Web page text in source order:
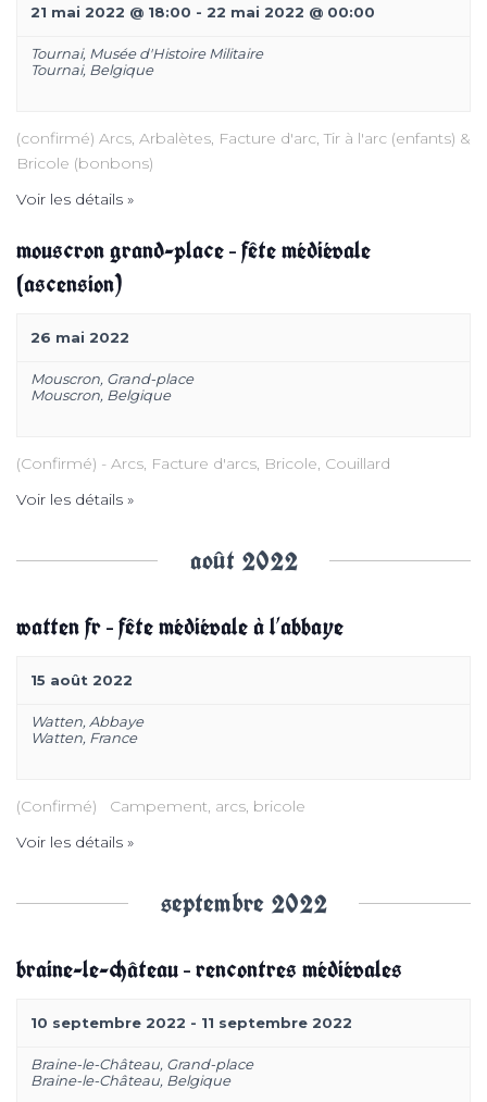
i
o
n
d
u
é
n
m
e
21 mai 2022 @ 18:00 - 22 mai 2022 @ 00:00
Tournai, Musée d'Histoire Militaire
Tournai, Belgique
(confirmé) Arcs, Arbalètes, Facture d'arc, Tir à l'arc (enfants) &
Bricole (bonbons)
Voir les détails »
mouscron grand-place – fête médiévale
(ascension)
26 mai 2022
Mouscron, Grand-place
Mouscron, Belgique
(Confirmé) - Arcs, Facture d'arcs, Bricole, Couillard
Voir les détails »
août 2022
watten fr – fête médiévale à l’abbaye
15 août 2022
Watten, Abbaye
Watten, France
(Confirmé) Campement, arcs, bricole
Voir les détails »
septembre 2022
braine-le-château – rencontres médiévales
10 septembre 2022 - 11 septembre 2022
Braine-le-Château, Grand-place
Braine-le-Château, Belgique